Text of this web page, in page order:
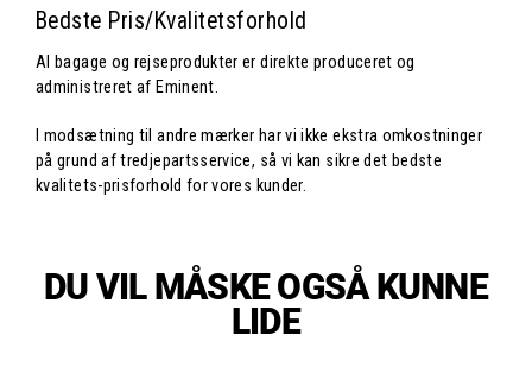
Bedste Pris/Kvalitetsforhold
Al bagage og rejseprodukter er direkte produceret og
administreret af Eminent.
I modsætning til andre mærker har vi ikke ekstra omkostninger
på grund af tredjepartsservice, så vi kan sikre det bedste
kvalitets-prisforhold for vores kunder.
DU VIL MÅSKE OGSÅ KUNNE
LIDE